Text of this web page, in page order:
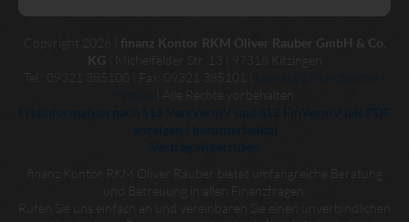
Copyright 2026 | finanz Kontor RKM Oliver Rauber GmbH & Co.
KG | Michelfelder Str. 13 | 97318 Kitzingen
Tel.: 09321 385100 | Fax: 09321 385101 |
| Alle Rechte vorbehalten
finanz Kontor RKM Oliver Rauber bietet umfangreiche Beratung
und Betreuung in allen Finanzfragen.
Rufen Sie uns einfach an und vereinbaren Sie einen unverbindlichen